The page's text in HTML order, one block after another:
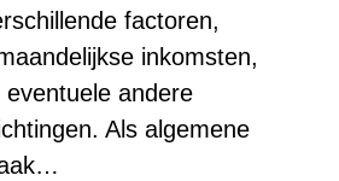
factoren,
inkomsten,
andere
Als algemene